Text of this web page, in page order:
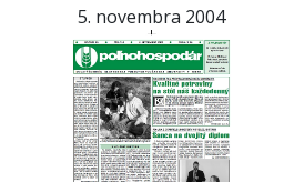
5. novembra 2004